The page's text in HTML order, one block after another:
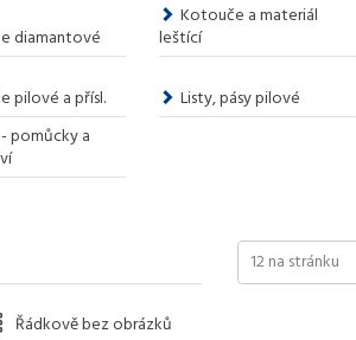
diamantové
Kotouče a materiál
leštící
pilové a přísl. Listy, pásy pilové
pomůcky a
Řádkově bez obrázků